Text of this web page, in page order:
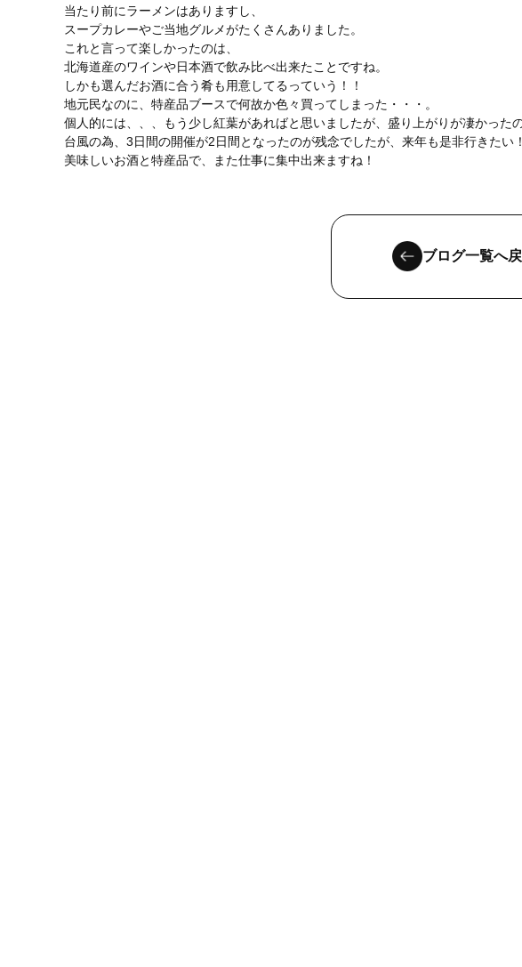
当たり前にラーメンはありますし、
スープカレーやご当地グルメがたくさんありました。
これと言って楽しかったのは、
北海道産のワインや日本酒で飲み比べ出来たことですね。
しかも選んだお酒に合う肴も用意してるっていう！！
地元民なのに、特産品ブースで何故か色々買ってしまった・・・。
個人的には、、、もう少し紅葉があればと思いましたが、盛り上がりが凄かった
台風の為、3日間の開催が2日間となったのが残念でしたが、来年も是非行きたい
美味しいお酒と特産品で、また仕事に集中出来ますね！
ブログ一覧へ